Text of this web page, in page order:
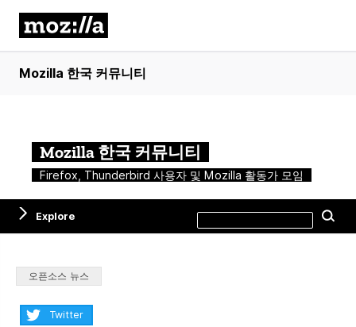
Mozilla 한국 커뮤니티
Mozilla 한국 커뮤니티
Firefox, Thunderbird 사용자 및 Mozilla 활동가 모임
Explore
this
site
Categories:
오픈소스 뉴스
Share:Twitter